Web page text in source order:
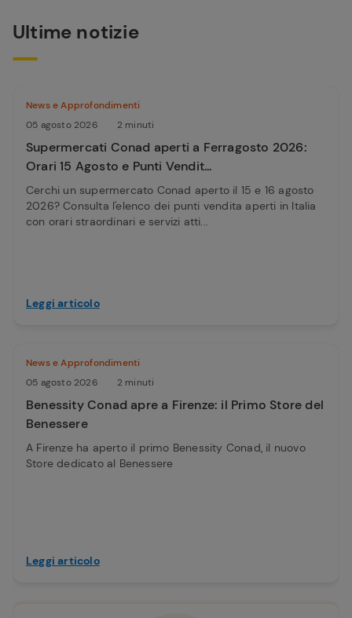
Ultime notizie
News e Approfondimenti
05 agosto 2026
2 minuti
Supermercati Conad aperti a Ferragosto 2026:
Orari 15 Agosto e Punti Vendit...
Cerchi un supermercato Conad aperto il 15 e 16 agosto
2026? Consulta l'elenco dei punti vendita aperti in Italia
con orari straordinari e servizi atti...
Leggi articolo
News e Approfondimenti
05 agosto 2026
2 minuti
Benessity Conad apre a Firenze: il Primo Store del
Benessere
A Firenze ha aperto il primo Benessity Conad, il nuovo
Store dedicato al Benessere
Leggi articolo